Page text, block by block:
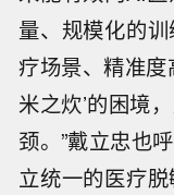
量、规模化的
疗场景、精准度
米之炊’的困境
颈。”戴立忠也
立统一的医疗